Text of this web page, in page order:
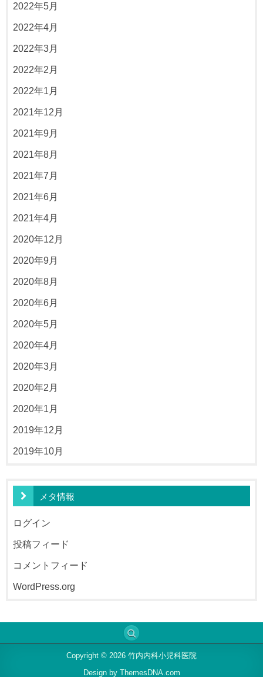
2022年5月
2022年4月
2022年3月
2022年2月
2022年1月
2021年12月
2021年9月
2021年8月
2021年7月
2021年6月
2021年4月
2020年12月
2020年9月
2020年8月
2020年6月
2020年5月
2020年4月
2020年3月
2020年2月
2020年1月
2019年12月
2019年10月
メタ情報
ログイン
投稿フィード
コメントフィード
WordPress.org
Copyright © 2026 竹内内科小児科医院
Design by ThemesDNA.com